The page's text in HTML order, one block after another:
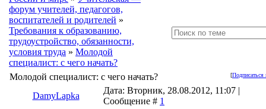
форум учителей, педагогов,
воспитателей и родителей »
Требования к образованию,
трудоустройство, обязанности,
условия труда » Молодой
специалист: с чего начать?
[Подписаться
Молодой специалист: с чего начать?
DamyLapka
Дата: Вторник, 28.08.2012, 11:07 |
Сообщение # 1